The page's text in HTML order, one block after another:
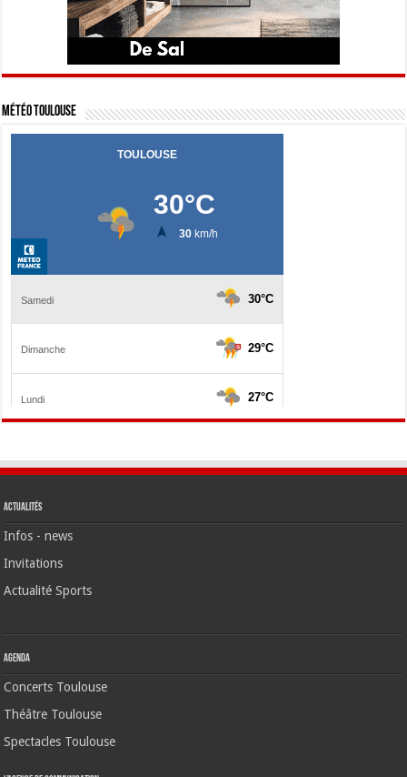
Météo Toulouse
Actualités
Infos - news
Invitations
Actualité Sports
Agenda
Concerts Toulouse
Théâtre Toulouse
Spectacles Toulouse